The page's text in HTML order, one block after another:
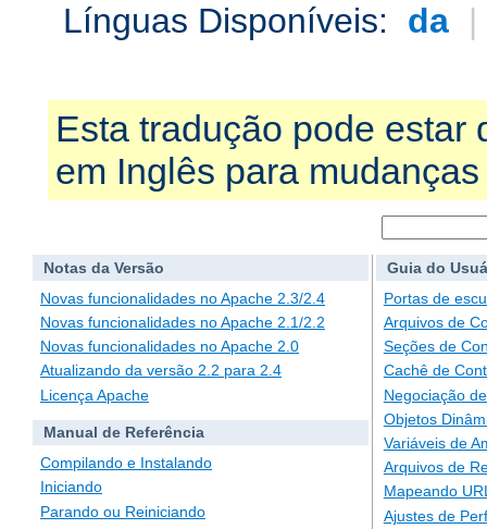
Línguas Disponíveis: da |
Esta tradução pode estar
em Inglês para
Notas da Versão
Novas funcionalidades no Apache 2.3/2.4
Novas funcionalidades no Apache 2.1/2.2
Novas funcionalidades no Apache 2.0
Atualizando da versão 2.2 para 2.4
Licença Apache
Manual de Referência
Compilando e Instalando
Iniciando
Parando ou Reiniciando
Guia do
Portas de
Arquivos de
Seções de
Cachê de
Negociação
Objetos
Variáveis de
Arquivos de
Mapeando
Ajustes de